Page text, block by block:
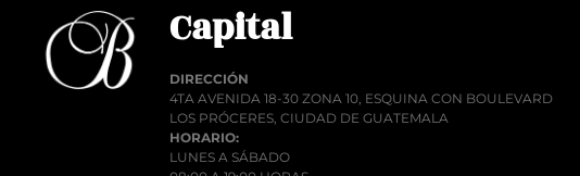
Capital
DIRECCIÓN
4TA AVENIDA 18-30 ZONA 10, ESQUINA CON BOULEVARD
LOS PRÓCERES, CIUDAD DE GUATEMALA
HORARIO:
LUNES A SÁBADO